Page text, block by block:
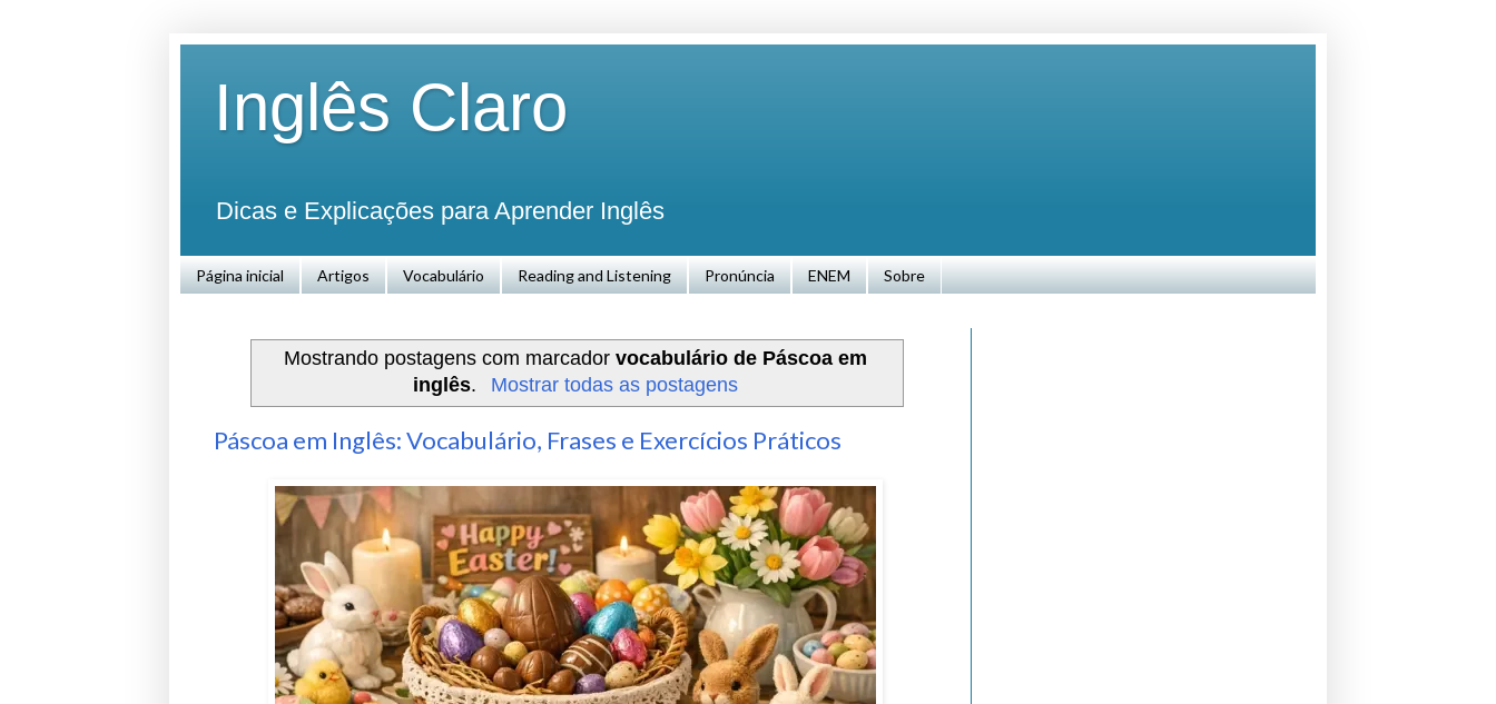
Inglês Claro
Dicas e Explicações para Aprender Inglês
Página inicial Artigos Vocabulário Reading and Listening Pronúncia ENEM Sobre
Mostrando postagens com marcador vocabulário de Páscoa em
inglês. Mostrar todas as postagens
Páscoa em Inglês: Vocabulário, Frases e Exercícios Práticos